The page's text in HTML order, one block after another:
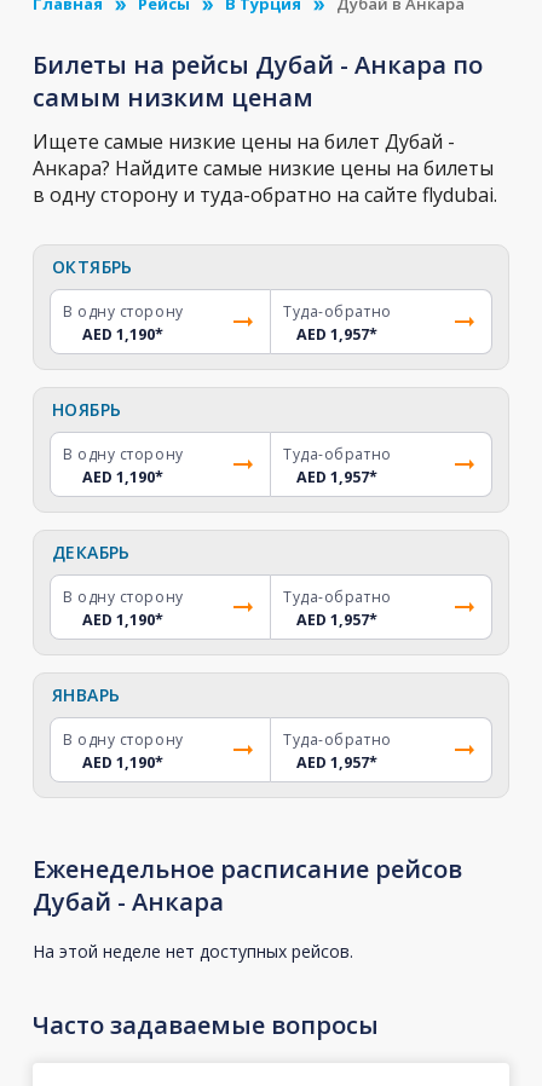
Билеты на рейсы Дубай - Анкара по
самым низким ценам
Ищете самые низкие цены на билет Дубай -
Анкара? Найдите самые низкие цены на билеты
в одну сторону и туда-обратно на сайте flydubai.
ОКТЯБРЬ
В одну сторону
AED 1,190*
Туда-обратно
AED 1,957*
НОЯБРЬ
В одну сторону
AED 1,190*
Туда-обратно
AED 1,957*
ДЕКАБРЬ
В одну сторону
AED 1,190*
Туда-обратно
AED 1,957*
ЯНВАРЬ
В одну сторону
AED 1,190*
Туда-обратно
AED 1,957*
Еженедельное расписание рейсов
Дубай - Анкара
На этой неделе нет доступных рейсов.
Часто задаваемые вопросы